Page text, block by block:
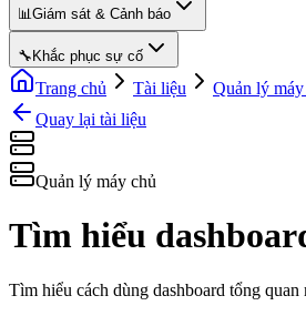
📊Giám sát & Cảnh báo
🔧 Khắc phục sự cố
Trang chủ Tài liệu Quản lý máy
Quay lại tài liệu
Quản lý máy chủ
Tìm hiểu
Tìm hiểu cách dùng dashboard tổng